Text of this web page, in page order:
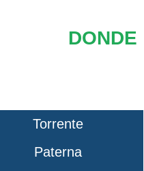
DONDE
Torrente
Paterna